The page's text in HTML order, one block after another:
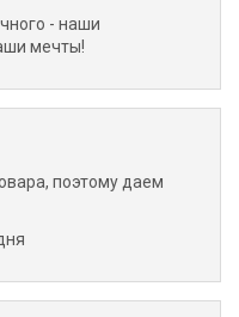
- наши
мечты!
поэтому даем